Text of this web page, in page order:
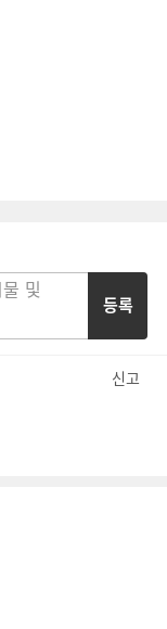
등록
신고